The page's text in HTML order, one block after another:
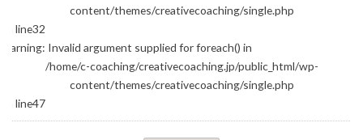
content/themes/creativecoaching/single.php
on line32
Warning: Invalid argument supplied for foreach() in
/home/c-coaching/creativecoaching.jp/public_html/wp-
content/themes/creativecoaching/single.php
on line47